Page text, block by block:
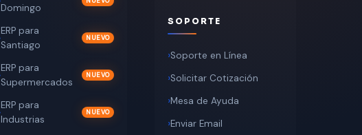
Domingo
ERP para
Santiago
ERP para
Supermercados
ERP para
Industrias
SOPORTE
Soporte en Línea
Solicitar Cotización
Mesa de Ayuda
Enviar Email